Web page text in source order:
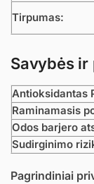
Tirpumas:
Savybės ir
Antioksidantas
Raminamasis
Odos barjero
Sudirginimo
Pagrindiniai